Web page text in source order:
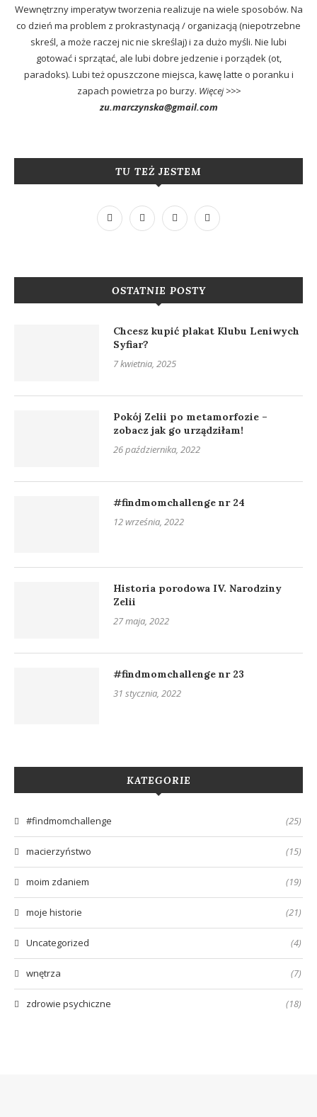
Wewnętrzny imperatyw tworzenia realizuje na wiele sposobów. Na
co dzień ma problem z prokrastynacją / organizacją (niepotrzebne
skreśl, a może raczej nic nie skreślaj) i za dużo myśli. Nie lubi
gotować i sprzątać, ale lubi dobre jedzenie i porządek (ot,
paradoks). Lubi też opuszczone miejsca, kawę latte o poranku i
zapach powietrza po burzy. Więcej >>>
zu.marczynska@gmail.com
TU TEŻ JESTEM
OSTATNIE POSTY
Chcesz kupić plakat Klubu Leniwych
Syfiar?
7 kwietnia, 2025
Pokój Zelii po metamorfozie –
zobacz jak go urządziłam!
26 października, 2022
#findmomchallenge nr 24
12 września, 2022
Historia porodowa IV. Narodziny
Zelii
27 maja, 2022
#findmomchallenge nr 23
31 stycznia, 2022
KATEGORIE
#findmomchallenge (25)
macierzyństwo (15)
moim zdaniem (19)
moje historie (21)
Uncategorized (4)
wnętrza (7)
zdrowie psychiczne (18)